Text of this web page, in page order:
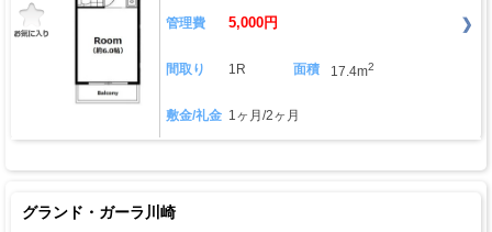
管理費 5,000円
間取り 1R 面積 17.4m2
敷金/礼金 1ヶ月/2ヶ月
グランド・ガーラ川崎